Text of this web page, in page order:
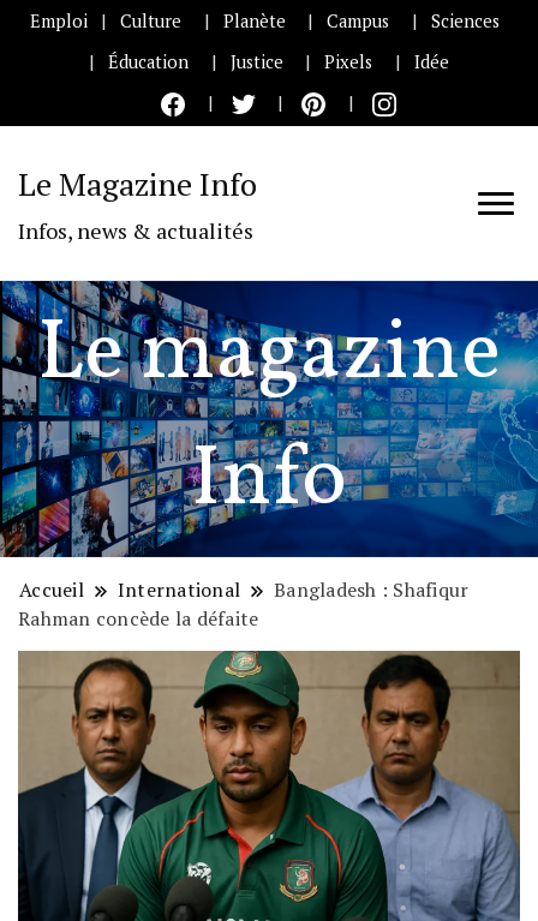
Emploi Culture Planète Campus
Sciences
Éducation
Justice Pixels Idée
Le Magazine Info
Infos, news & actualités
Le magazine
Info
Accueil International
Bangladesh : Shafiqur
Rahman concède la défaite